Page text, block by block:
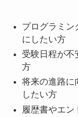
プログラミン
にしたい方
受験日程が不
方
将来の進路に
したい方
履歴書やエ